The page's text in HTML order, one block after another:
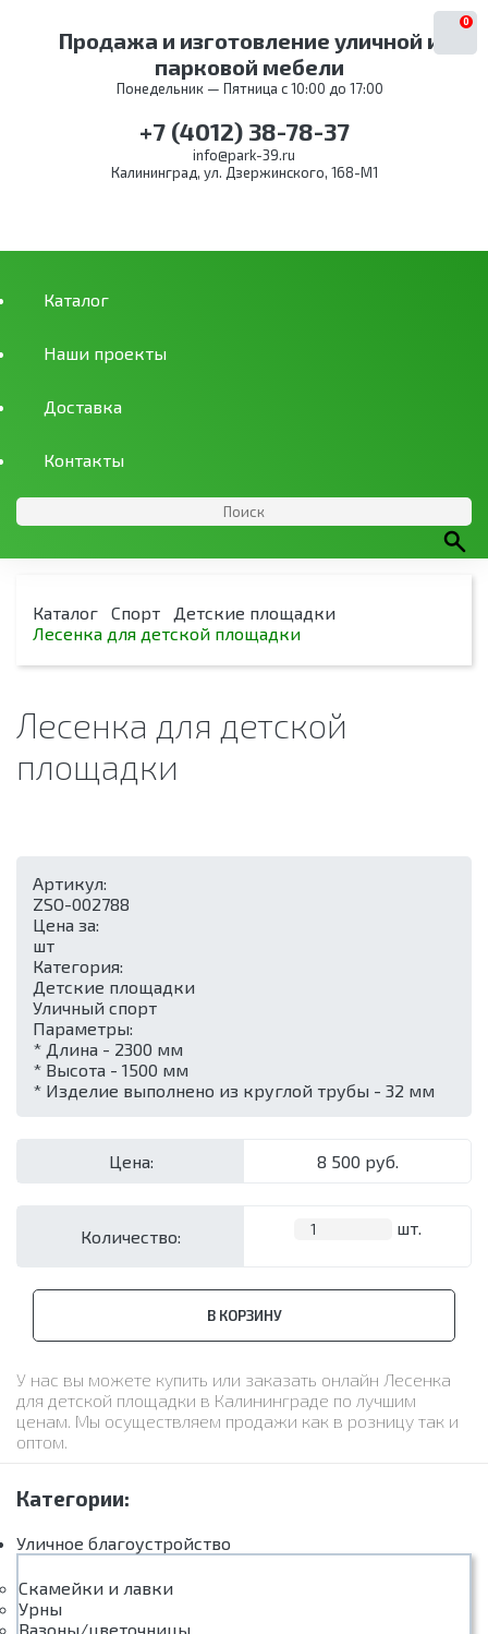
Продажа и изготовление уличной и
парковой мебели
Понедельник — Пятница с 10:00 до 17:00
0
+7 (4012) 38-78-37
info@park-39.ru
Калининград, ул. Дзержинского, 168-М1
Каталог
Наши проекты
Доставка
Контакты
Каталог Спорт
Детские площадки
Лесенка для детской площадки
Лесенка для детской
площадки
Артикул:
ZSO-002788
Цена за:
шт
Категория:
Детские площадки
Уличный спорт
Параметры:
* Длина - 2300 мм
* Высота - 1500 мм
* Изделие выполнено из круглой трубы - 32 мм
Цена: 8 500 руб.
Количество: шт.
В КОРЗИНУ
У нас вы можете купить или заказать онлайн Лесенка
для детской площадки в Калининграде по лучшим
ценам. Мы осуществляем продажи как в розницу так и
оптом.
Категории:
Уличное благоустройство
Скамейки и лавки
Урны
Вазоны/цветочницы